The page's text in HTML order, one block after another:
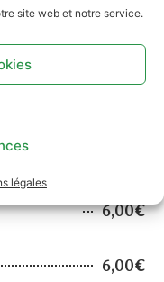
site web et notre service.
légales
4,60€
5,00€
6,00€
6,00€